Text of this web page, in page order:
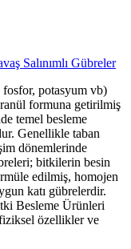
Salınımlı Gübreler
potasyum vb)
formuna getirilmiş
temel besleme
Genellikle taban
dönemlerinde
bitkilerin besin
edilmiş, homojen
katı gübrelerdir.
Besleme Ürünleri
özellikler ve